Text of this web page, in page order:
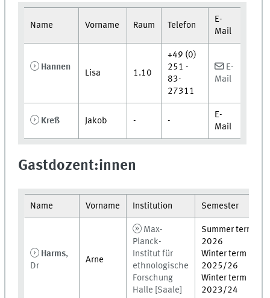
Name Vorname Raum Telefon
E-
Mail
Hannen
Lisa 1.10
+49 (0)
251 -
83-
27311
E-
Mail
Kreß Jakob - -
E-
Mail
Gastdozent:innen
Name Vorname Institution Semester
Harms,
Dr
Arne
Max-
Planck-
Institut für
ethnologische
Forschung
Halle [Saale]
Summer term
2026
Winter term
2025/26
Winter term
2023/24